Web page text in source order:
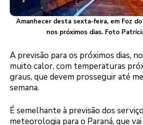
Amanhecer desta sexta-feira, em Foz
nos próximos dias. Foto
A previsão para os próximos dias,
muito calor, com temperaturas
graus, que devem prosseguir até
semana.
É semelhante à previsão dos
meteorologia para o Paraná, que